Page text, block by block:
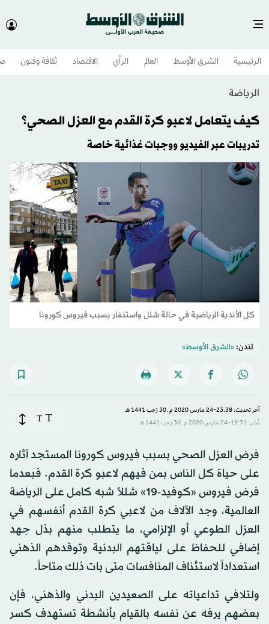
الرئيسية الشرق الأوسط​ العالم الرأي الاقتصاد ثقافة وفنون
الرياضة
كيف يتعامل لاعبو كرة القدم مع العزل الصحي؟
تدريبات عبر الفيديو ووجبات غذائية خاصة
كل الأندية الرياضية في حالة شلل واستنفار بسبب فيروس كورونا
لندن:«الشرق الأوسط»
آخر تحديث: 23:38-24 مارس 2020 م ـ 30 رَجب 1441 هـ
نُشر: 19:31-24 مارس 2020 م ـ 30 رَجب 1441 هـ
T
T
فرض العزل الصحي بسبب فيروس كورونا المستجد آثاره
على حياة كل الناس بمن فيهم لاعبو كرة القدم. فبعدما
فرض فيروس «كوفيد-19» شللاً شبه كامل على الرياضة
العالمية، وجد الآلاف من لاعبي كرة القدم أنفسهم في
العزل الطوعي أو الإلزامي، ما يتطلب منهم بذل جهد
إضافي للحفاظ على لياقتهم البدنية وتوقدهم الذهني
استعداداً لاستئناف المنافسات متى بات ذلك متاحاً.
ولتلافي تداعياته على الصعيدين البدني والذهني، فإن
بعضهم يرفه عن نفسه بالقيام بأنشطة تستهدف كسر